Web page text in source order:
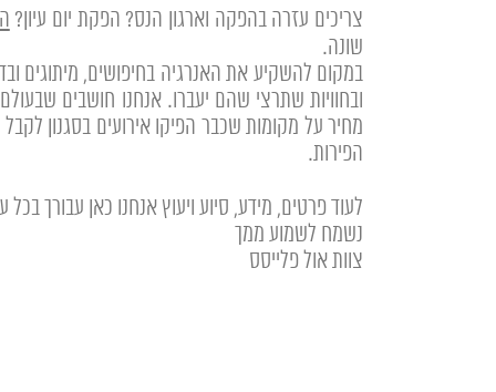
צריכים עזרה בהפקה וארגון הנס? הפקת יום עיון?
שונה.
במקום להשקיע את האנרגיה בחיפושים, מיתוגים
מחיר על מקומות שכבר הפיקו אירועים בסגנון
הפירות.
לעוד פרטים, מידע, סיוע ויעוץ אנחנו כאן עבורך בכל
נשמח לשמוע ממך
צוות אול פלייסס